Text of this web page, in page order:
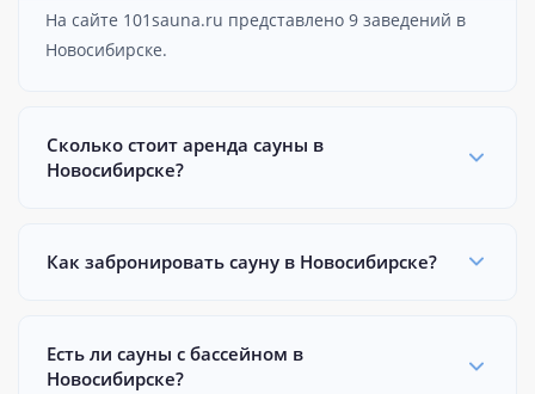
На сайте 101sauna.ru представлено 9 заведений в
Новосибирске.
Сколько стоит аренда сауны в
Новосибирске?
Как забронировать сауну в Новосибирске?
Есть ли сауны с бассейном в
Новосибирске?